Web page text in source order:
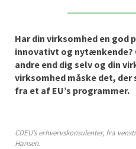
Har din virksomhed en god
innovativt og
andre end dig selv og din
virksomhed måske det,
fra et af EU’s programmer.
CDEU’s erhvervskonsulenter, fra
Hansen.